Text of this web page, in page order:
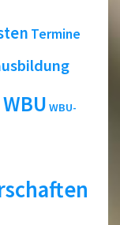
Termine
WBU WBU-